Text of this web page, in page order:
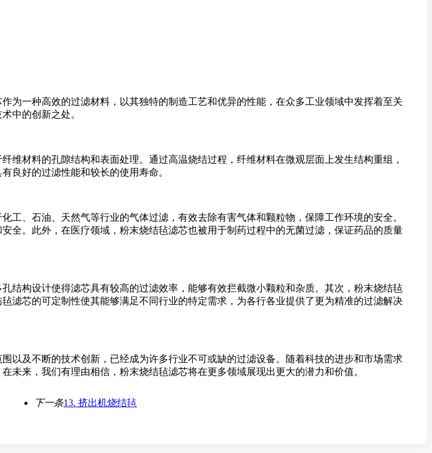
为一种高效的过滤材料，以其独特的制造工艺和优异的性能，在众多工业领域中发挥着至关
中的创新之处。
材料的孔隙结构和表面处理。通过高温烧结过程，纤维材料在微观层面上发生结构重组，
良好的过滤性能和较长的使用寿命。
、石油、天然气等行业的气体过滤，有效去除有害气体和颗粒物，保障工作环境的安全。
全。此外，在医疗领域，粉末烧结毡滤芯也被用于制药过程中的无菌过滤，保证药品的质量
结构设计使得滤芯具有较高的过滤效率，能够有效拦截微小颗粒和杂质。其次，粉末烧结毡
滤芯的可定制性使其能够满足不同行业的特定需求，为各行各业提供了更为精准的过滤解决
以及不断的技术创新，已经成为许多行业不可或缺的过滤设备。随着科技的进步和市场需求
来，我们有理由相信，粉末烧结毡滤芯将在更多领域展现出更大的潜力和价值。
下一条13. 挤出机烧结毡